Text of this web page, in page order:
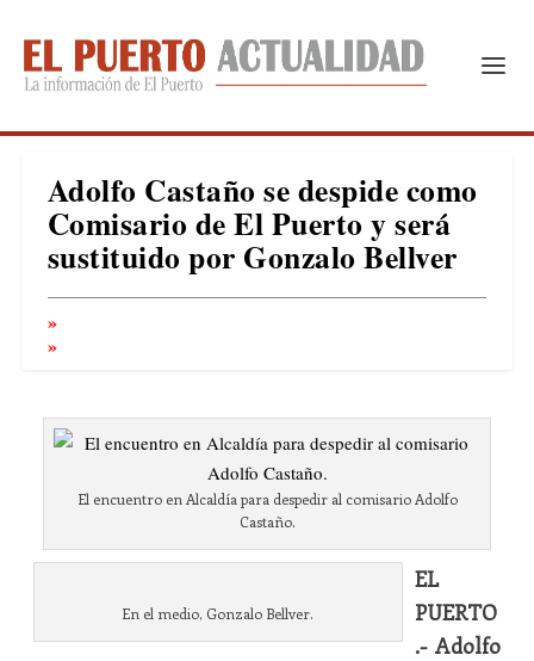
Adolfo Castaño se despide como
Comisario de El Puerto y será
sustituido por Gonzalo Bellver
El encuentro en Alcaldía para despedir al comisario Adolfo
Castaño.
En el medio, Gonzalo Bellver.
EL
PUERTO
.- Adolfo